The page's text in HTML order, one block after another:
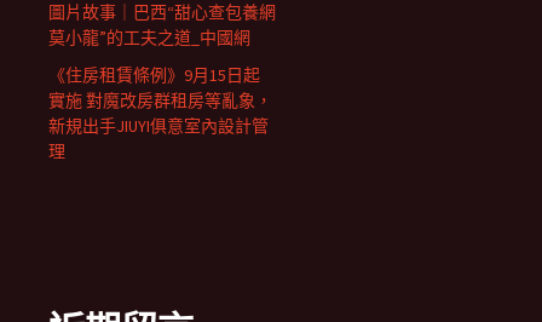
圖片故事｜巴西“甜心查包養網
莫小龍”的工夫之道_中國網
《住房租賃條例》9月15日起
實施 對魔改房群租房等亂象，
新規出手JIUYI俱意室內設計管
理